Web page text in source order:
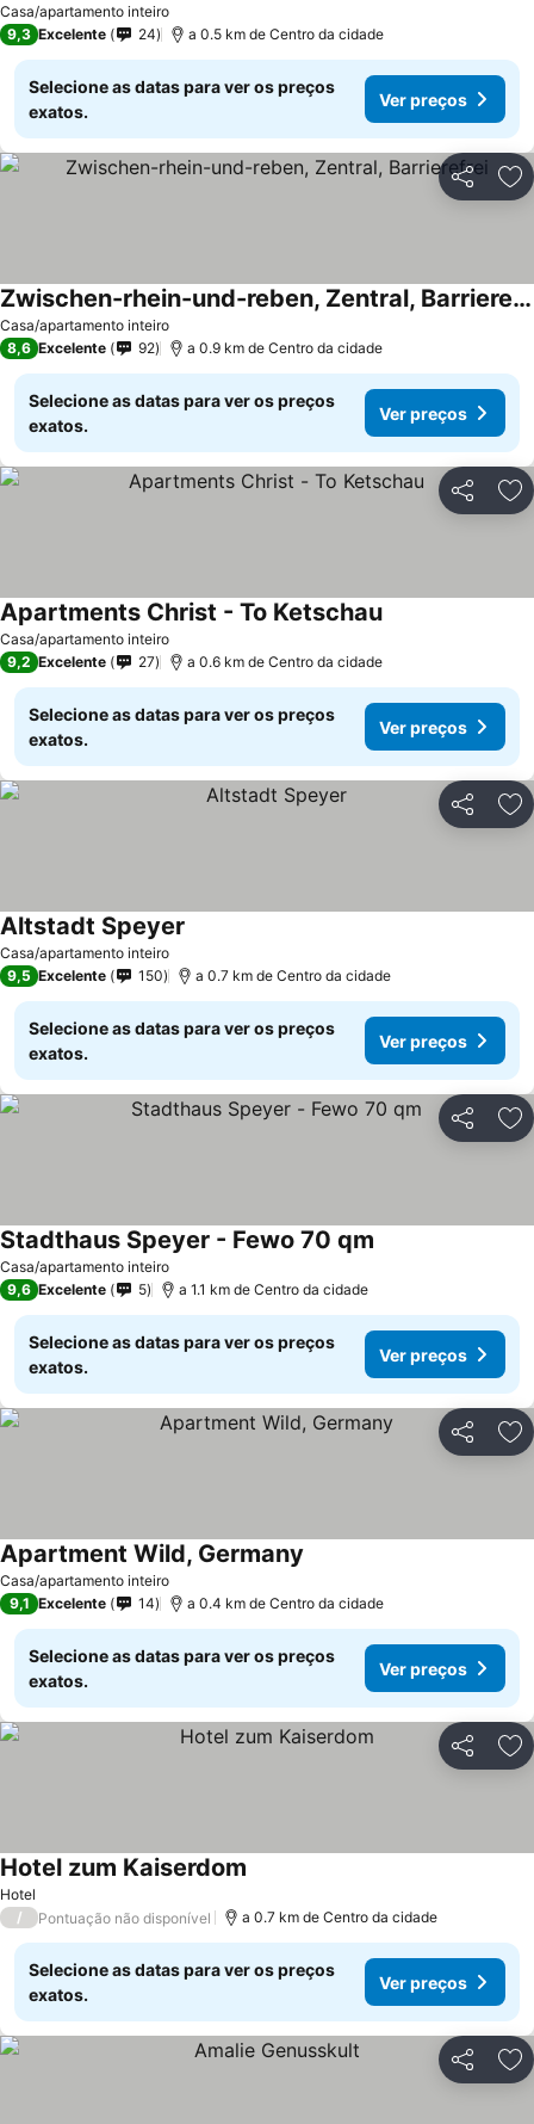
Casa/apartamento inteiro
9,3 Excelente 24 a 0.5 km de Centro da cidade
Selecione as datas para ver os preços
exatos.
Ver preços
Partilhar
Casa/apartamento inteiro
Zwischen-rhein-und-reben, Zentral, Barrierefrei
8,6 Excelente 92 a 0.9 km de Centro da cidade
Selecione as datas para ver os preços
exatos.
Ver preços
Partilhar
Casa/apartamento inteiro
Apartments Christ - To Ketschau
9,2 Excelente 27 a 0.6 km de Centro da cidade
Selecione as datas para ver os preços
exatos.
Ver preços
Partilhar
Casa/apartamento inteiro
Altstadt Speyer
9,5 Excelente 150 a 0.7 km de Centro da cidade
Selecione as datas para ver os preços
exatos.
Ver preços
Partilhar
Casa/apartamento inteiro
Stadthaus Speyer - Fewo 70 qm
9,6 Excelente 5 a 1.1 km de Centro da cidade
Selecione as datas para ver os preços
exatos.
Ver preços
Partilhar
Casa/apartamento inteiro
Apartment Wild, Germany
9,1 Excelente 14 a 0.4 km de Centro da cidade
Selecione as datas para ver os preços
exatos.
Ver preços
Partilhar
Hotel
Hotel zum Kaiserdom
/ Pontuação não disponível a 0.7 km de Centro da cidade
Selecione as datas para ver os preços
exatos.
Ver preços
Partilhar